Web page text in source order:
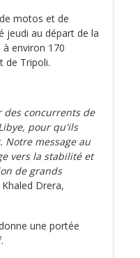
motos et de
jeudi au départ de la
environ 170
de Tripoli.
des concurrents de
pour qu'ils
message au
vers la stabilité et
de grands
Drera,
une portée